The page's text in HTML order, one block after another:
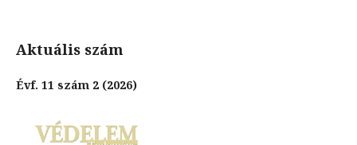
Aktuális szám
Évf. 11 szám 2 (2026)